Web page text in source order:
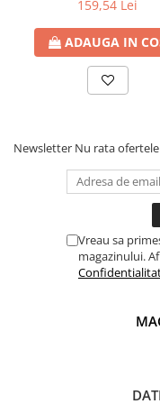
Capsatoare si capse
Corectoare
Foarfeci si cuttere
Intretinere si curatenie
Suporturi pentru birou
Rechizite si articole
Caiete si blocuri de
Coperti pentru caiete
Tempera, guase si
Ascutitori si radiere
DC la 4.5 A max ,
la supratensiuni
Produs: NPA-AC1D
159,54 Lei
ADAUGA IN
Newsletter Nu rata
Vreau sa
magazinului.